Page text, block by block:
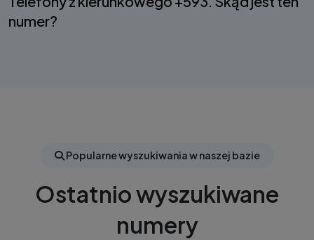
numer?
Popularne wyszukiwania w naszej bazie
Ostatnio wyszukiwane
numery